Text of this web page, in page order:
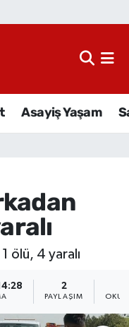
Asayiş Yaşam
ölü, 4 yaralı
2
PAYLAŞIM